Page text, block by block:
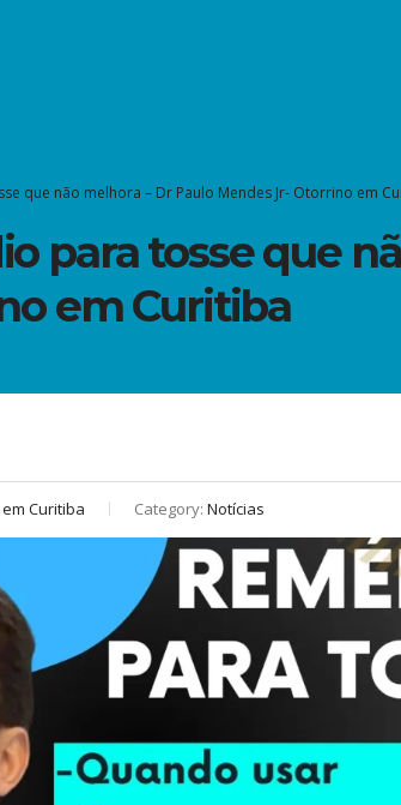
que não melhora – Dr Paulo Mendes Jr- Otorrino em
para tosse que
em Curitiba
Curitiba Category: Notícias